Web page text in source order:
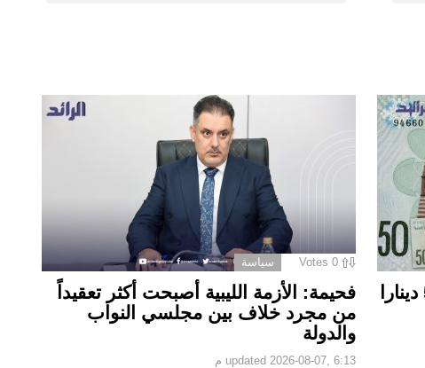
بعد أكثر من عام على سحبها.. الـ50 دينارا
0
Votes سياسة
فحيمة: الأزمة الليبية أصبحت أكثر تعقيداً
من مجرد خلاف بين مجلسي النواب
والدولة
updated 2026-08-07, 6:13 م